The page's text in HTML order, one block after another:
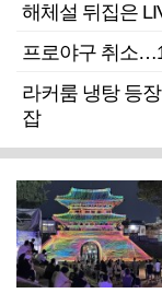
해체설 뒤집은
프로야구 취소
라커룸 냉탕 등
잡